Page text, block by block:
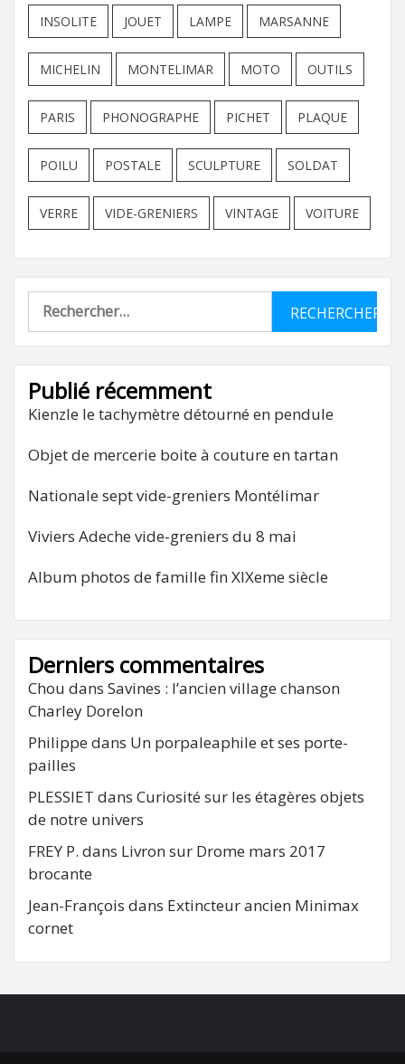
INSOLITE JOUET LAMPE MARSANNE
MICHELIN MONTELIMAR MOTO OUTILS
PARIS PHONOGRAPHE PICHET PLAQUE
POILU POSTALE SCULPTURE SOLDAT
VERRE VIDE-GRENIERS VINTAGE VOITURE
Rechercher :
Publié récemment
Kienzle le tachymètre détourné en pendule
Objet de mercerie boite à couture en tartan
Nationale sept vide-greniers Montélimar
Viviers Adeche vide-greniers du 8 mai
Album photos de famille fin XIXeme siècle
Derniers commentaires
Chou dans Savines : l’ancien village chanson
Charley Dorelon
Philippe dans Un porpaleaphile et ses porte-
pailles
PLESSIET dans Curiosité sur les étagères objets
de notre univers
FREY P. dans Livron sur Drome mars 2017
brocante
Jean-François dans Extincteur ancien Minimax
cornet